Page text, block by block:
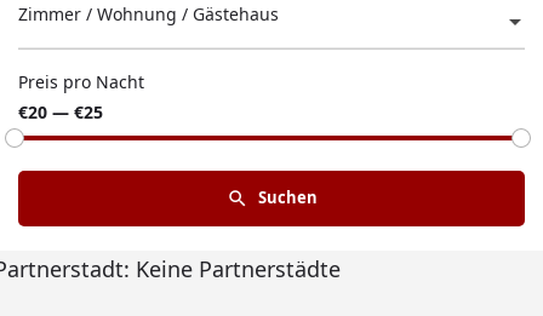
Zimmer / Wohnung / Gästehaus
Preis pro Nacht
€20 — €25
Suchen
Keine Partnerstädte